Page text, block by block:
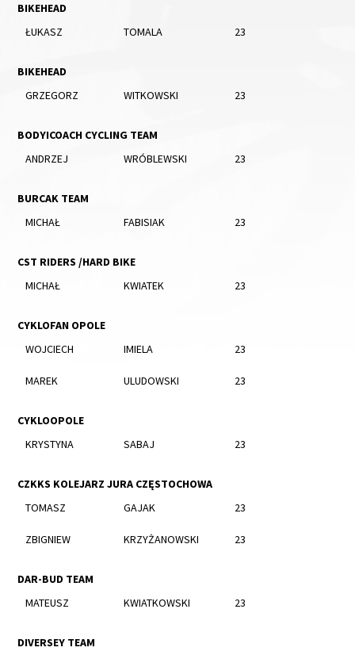
BIKEHEAD
ŁUKASZ
TOMALA 23
BIKEHEAD
GRZEGORZ
WITKOWSKI 23
BODYICOACH CYCLING TEAM
ANDRZEJ
WRÓBLEWSKI 23
BURCAK TEAM
MICHAŁ
FABISIAK 23
CST RIDERS /HARD BIKE
MICHAŁ
KWIATEK 23
CYKLOFAN OPOLE
WOJCIECH
IMIELA 23
MAREK ULUDOWSKI 23
CYKLOOPOLE
KRYSTYNA
SABAJ 23
CZKKS KOLEJARZ JURA CZĘSTOCHOWA
TOMASZ
GAJAK 23
ZBIGNIEW KRZYŻANOWSKI 23
DAR-BUD TEAM
MATEUSZ
KWIATKOWSKI 23
DIVERSEY TEAM